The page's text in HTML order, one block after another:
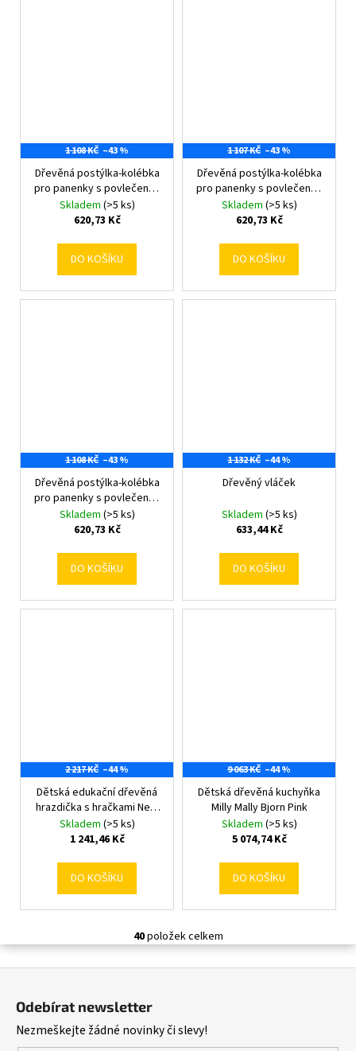
1 108 KČ –43 %
Dřevěná postýlka-kolébka
pro panenky s povlečením
Baby Mix
Skladem (>5 ks)
620,73 Kč
DO KOŠÍKU
1 107 KČ –43 %
Dřevěná postýlka-kolébka
pro panenky s povlečením
Baby Mix bears
Skladem (>5 ks)
620,73 Kč
DO KOŠÍKU
1 108 KČ –43 %
Dřevěná postýlka-kolébka
pro panenky s povlečením
Baby Mix owl
Skladem (>5 ks)
620,73 Kč
DO KOŠÍKU
1 132 KČ –44 %
Dřevěný vláček
Skladem (>5 ks)
633,44 Kč
DO KOŠÍKU
2 217 KČ –44 %
Dětská edukační dřevěná
hrazdička s hračkami New
Baby
Skladem (>5 ks)
1 241,46 Kč
DO KOŠÍKU
9 063 KČ –44 %
Dětská dřevěná kuchyňka
Milly Mally Bjorn Pink
Skladem (>5 ks)
5 074,74 Kč
DO KOŠÍKU
O
a
40položek celkem
Odebírat newsletter
Nezmeškejte žádné novinky či slevy!